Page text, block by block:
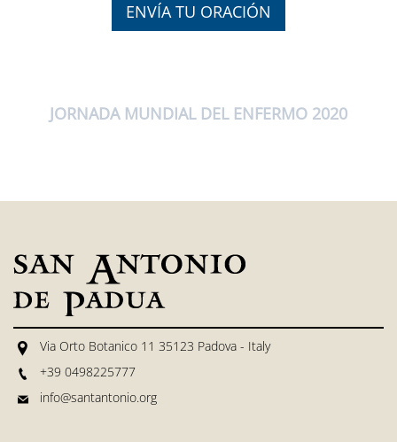
ENVÍA TU ORACIÓN
JORNADA MUNDIAL DEL ENFERMO 2020
Via Orto Botanico 11 35123 Padova - Italy
+39 0498225777
info@santantonio.org